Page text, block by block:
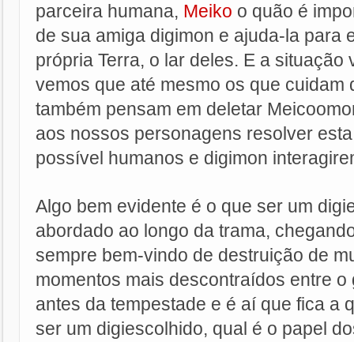
parceira humana, Meiko o quão é
de sua amiga digimon e ajuda-la para
própria Terra, o lar deles. E a situação
vemos que até mesmo os que cuidam
também pensam em deletar
aos nossos personagens resolver
possível humanos e digimon
Algo bem evidente é o que ser um
abordado ao longo da trama,
sempre bem-vindo de destruição de
momentos mais descontraídos entre
antes da tempestade e é aí que fica a
ser um digiescolhido, qual é o papel